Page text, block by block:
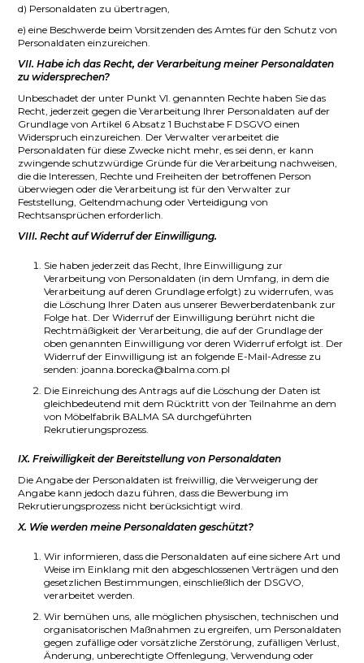
d) Personaldaten zu übertragen,
e) eine Beschwerde beim Vorsitzenden des Amtes für den Schutz von
Personaldaten einzureichen.
VII. Habe ich das Recht, der Verarbeitung meiner Personaldaten
zu widersprechen?
Unbeschadet der unter Punkt VI. genannten Rechte haben Sie das
Recht, jederzeit gegen die Verarbeitung Ihrer Personaldaten auf der
Grundlage von Artikel 6 Absatz 1 Buchstabe F DSGVO einen
Widerspruch einzureichen. Der Verwalter verarbeitet die
Personaldaten für diese Zwecke nicht mehr, es sei denn, er kann
zwingende schutzwürdige Gründe für die Verarbeitung nachweisen,
die die Interessen, Rechte und Freiheiten der betroffenen Person
überwiegen oder die Verarbeitung ist für den Verwalter zur
Feststellung, Geltendmachung oder Verteidigung von
Rechtsansprüchen erforderlich.
VIII. Recht auf Widerruf der Einwilligung.
Sie haben jederzeit das Recht, Ihre Einwilligung zur
Verarbeitung von Personaldaten (in dem Umfang, in dem die
Verarbeitung auf deren Grundlage erfolgt) zu widerrufen, was
die Löschung Ihrer Daten aus unserer Bewerberdatenbank zur
Folge hat. Der Widerruf der Einwilligung berührt nicht die
Rechtmäßigkeit der Verarbeitung, die auf der Grundlage der
oben genannten Einwilligung vor deren Widerruf erfolgt ist. Der
Widerruf der Einwilligung ist an folgende E-Mail-Adresse zu
senden: joanna.borecka@balma.com.pl
Die Einreichung des Antrags auf die Löschung der Daten ist
gleichbedeutend mit dem Rücktritt von der Teilnahme an dem
von Möbelfabrik BALMA SA durchgeführten
Rekrutierungsprozess.
IX. Freiwilligkeit der Bereitstellung von Personaldaten
Die Angabe der Personaldaten ist freiwillig, die Verweigerung der
Angabe kann jedoch dazu führen, dass die Bewerbung im
Rekrutierungsprozess nicht berücksichtigt wird.
X. Wie werden meine Personaldaten geschützt?
Wir informieren, dass die Personaldaten auf eine sichere Art und
Weise im Einklang mit den abgeschlossenen Verträgen und den
gesetzlichen Bestimmungen, einschließlich der DSGVO,
verarbeitet werden.
Wir bemühen uns, alle möglichen physischen, technischen und
organisatorischen Maßnahmen zu ergreifen, um Personaldaten
gegen zufällige oder vorsätzliche Zerstörung, zufälligen Verlust,
Änderung, unberechtigte Offenlegung, Verwendung oder